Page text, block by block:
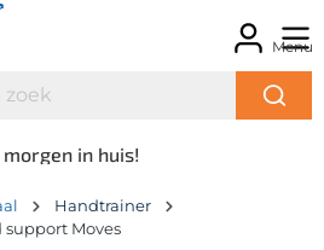
Menu
in huis!
Handtrainer
Moves